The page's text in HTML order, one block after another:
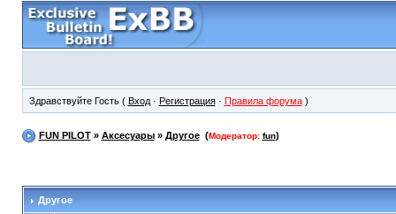
Здравствуйте Гость ( Вход· Регистрация· Правила форума)
FUN PILOT» Аксесуары» Другое(Модератор: fun)
Другое